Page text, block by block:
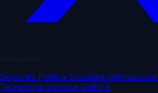
Deportes Política Sociedad Internacional
Tecnología Sucesos Cultura